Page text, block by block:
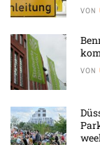
VON
VON